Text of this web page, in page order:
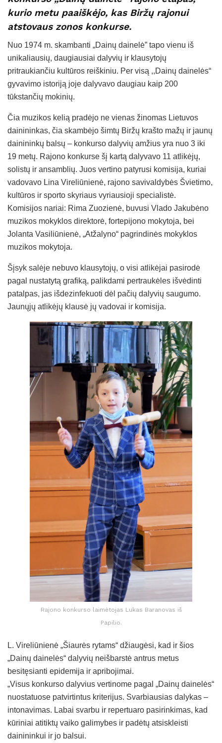
kurio metu paaiškėjo, kas Biržų rajonui
atstovaus zonos konkurse.
Nuo 1974 m. skambanti „Dainų dainelė” tapo vienu iš
unikaliausių, daugiausiai dalyvių ir klausytojų
pritraukiančiu kultūros reiškiniu. Per visą ,,Dainų dainelės“
gyvavimo istoriją joje dalyvavo daugiau kaip 200
tūkstančių mokinių.
Čia muzikos kelią pradėjo ne vienas žinomas Lietuvos
dainininkas, čia skambėjo šimtų Biržų krašto mažų ir jaunų
dainininkų balsų – konkurso dalyvių amžius yra nuo 3 iki
19 metų. Rajono konkurse šį kartą dalyvavo 11 atlikėjų,
solistų ir ansamblių. Juos vertino patyrusi komisija, kuriai
vadovavo Lina Vireliūnienė, rajono savivaldybės Švietimo,
kultūros ir sporto skyriaus vyriausioji specialistė.
Komisijos nariai: Rima Zuozienė, buvusi Vlado Jakubėno
muzikos mokyklos direktorė, fortepijono mokytoja, bei
Jolanta Vasiliūnienė, „Atžalyno“ pagrindinės mokyklos
muzikos mokytoja.
Šįsyk salėje nebuvo klausytojų, o visi atlikėjai pasirodė
pagal nustatytą grafiką, palikdami pertraukėles išvėdinti
patalpas, jas išdezinfekuoti dėl pačių dalyvių saugumo.
Jaunųjų atlikėjų klausė jų vadovai ir komisija.
Rajono konkurso laimėtojas Lukas Baranovas iš
Papilio.
L. Vireliūnienė „Šiaurės rytams“ džiaugėsi, kad ir šios
„Dainų dainelės“ dalyvių neišbarstė antrus metus
besitęsianti epidemija ir apribojimai.
„Visus konkurso dalyvius vertinome pagal „Dainų dainelės“
nuostatuose patvirtintus kriterijus. Svarbiausias dalykas –
intonavimas. Labai svarbu ir repertuaro pasirinkimas, kad
kūriniai atitiktų vaiko galimybes ir padėtų atsiskleisti
dainininkui ir jo balsui.